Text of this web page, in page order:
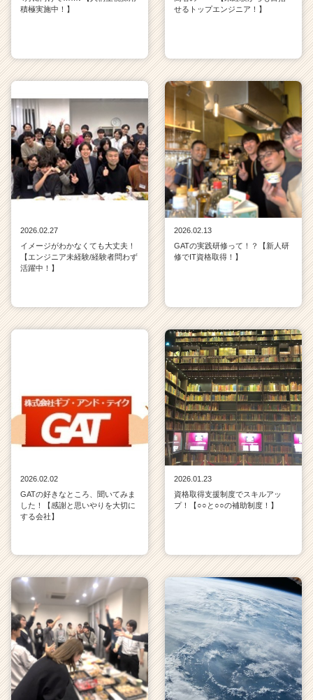
積極実施中！】
せるトップエンジニア！】
2026.02.27
イメージがわかなくても大丈夫！
【エンジニア未経験/経験者問わず
活躍中！】
2026.02.13
GATの実践研修って！？【新人研
修でIT資格取得！】
2026.02.02
GATの好きなところ、聞いてみま
した！【感謝と思いやりを大切に
する会社】
2026.01.23
資格取得支援制度でスキルアッ
プ！【○○と○○の補助制度！】